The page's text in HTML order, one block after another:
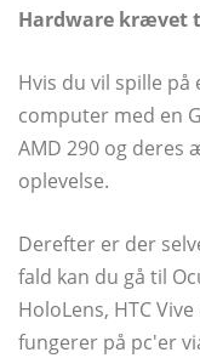
Hardware krævet
Hvis du vil spille
computer med en
AMD 290 og deres
oplevelse.
Derefter er der
fald kan du gå til
HoloLens, HTC
fungerer på pc'er